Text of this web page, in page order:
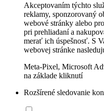
Akceptovaním týchto
reklamy, sponzorovaný
webové stránky alebo
pri prehliadaní a
merať ich úspešnosť. S
webovej stránke
Meta-Pixel, Microsoft
na základe kliknutí
Rozšírené sledovanie